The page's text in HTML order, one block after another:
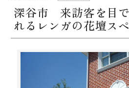
深谷市 来訪客を目で
れるレンガの花壇ス